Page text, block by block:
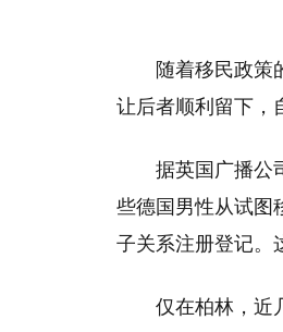
随着移民政策
让后者顺利留下，
据英国广播公
些德国男性从试图
子关系注册登记。
仅在柏林，近